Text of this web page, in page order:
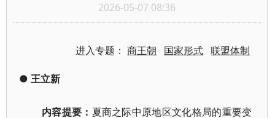
2026-05-07 08:36
进入专题：商王朝 国家形式 联盟体制
● 王立新
内容提要： 夏商之际中原地区文化格局的重要变